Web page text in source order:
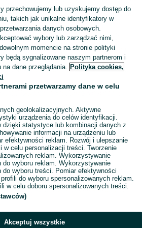
Foteliki samochodowe i nosidełka dla dzieci na OLX! Sprawdź najnowsze ogłoszenia i zapewnij bezpieczeństwo swojemu dziecku. Iława i okolice. Zobacz
przechowujemy lub uzyskujemy dostęp do
takich jak unikalne identyfikatory w
danych osobowych.
wybory lub zarządzać nimi,
momencie na stronie polityki
będą sygnalizowane naszym partnerom i
na dane przeglądania. Polityka cookies,
przetwarzamy dane w celu
geolokalizacyjnych. Aktywne
urządzenia do celów identyfikacji.
dzięki statystyce lub kombinacji danych z
informacji na urządzeniu lub
efektywności reklam. Rozwój i ulepszanie
w celu personalizacji treści. Tworzenie
reklam. Wykorzystywanie
do wyboru reklam. Wykorzystywanie
do wyboru treści. Pomiar efektywności
do wyboru spersonalizowanych reklam.
w celu doboru spersonalizowanych treści.
Akceptuj wszystkie